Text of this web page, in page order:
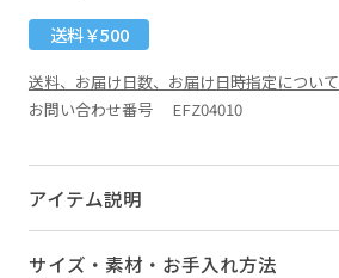
送料￥500
送料、お届け日数、お届け日時指定について
お問い合わせ番号 EFZ04010
アイテム説明
サイズ・素材・お手入れ方法